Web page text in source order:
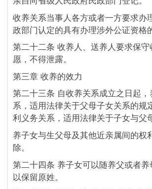
收养关系当事人各方或者一方要求办
政部门认定的具有办理涉外公证资格
第二十二条 收养人、送养人要求保
愿，不得泄露。
第三章 收养的效力
第二十三条 自收养关系成立之日起
系，适用法律关于父母子女关系的
利义务关系，适用法律关于子女与父
养子女与生父母及其他近亲属间的
除。
第二十四条 养子女可以随养父或者
以保留原姓。